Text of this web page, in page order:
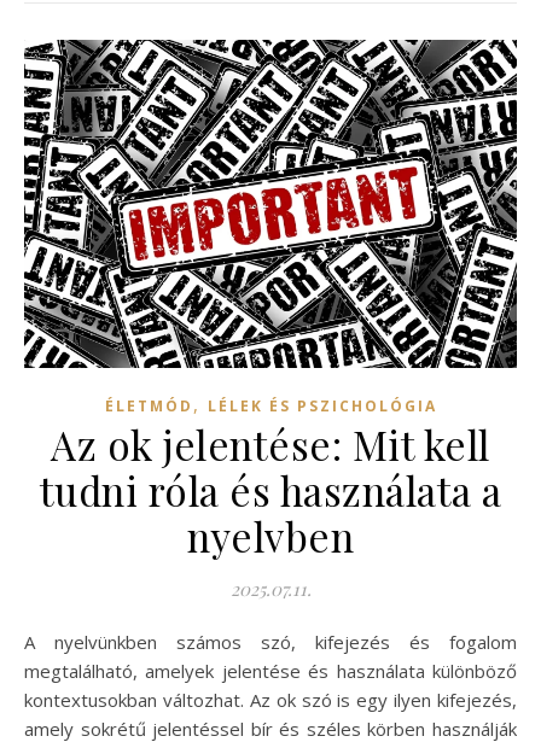
ÉLETMÓD , LÉLEK ÉS PSZICHOLÓGIA
Az ok jelentése: Mit kell
tudni róla és használata a
nyelvben
2025.07.11.
A nyelvünkben számos szó, kifejezés és fogalom
megtalálható, amelyek jelentése és használata különböző
kontextusokban változhat. Az ok szó is egy ilyen kifejezés,
amely sokrétű jelentéssel bír és széles körben használják